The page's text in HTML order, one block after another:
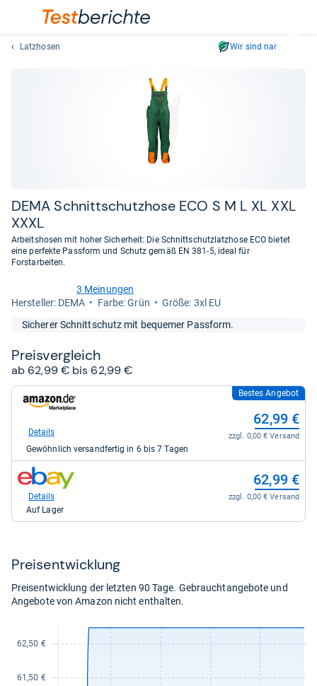
sich
Latzhosen Wir sind nachhaltig
DEMA Schnitt­schutz­hose ECO S M L XL XXL
XXXL
Arbeitshosen mit hoher Sicherheit: Die Schnittschutzlatzhose ECO bietet
eine perfekte Passform und Schutz gemäß EN 381-5, ideal für
Forstarbeiten.
von
3 Meinungen
Her­stel­ler: DEMA
Farbe: Grün
Größe: 3xl EU
Sicherer Schnittschutz mit bequemer Passform.
Preis­ver­gleich
ab 62,99 € bis 62,99 €
zum
Shop:
Amazon.de
62,99
kaufen.
Bestes Angebot
62,99 €
zzgl. 0,00 € Versand
Details
Gewöhnlich versandfertig in 6 bis 7 Tagen
zum
Shop:
eBay
62,99 €
zzgl. 0,00 € Versand
Details
Auf Lager
Preis­ent­wick­lung
Preisentwicklung der letzten 90 Tage. Gebrauchtangebote und
Angebote von Amazon nicht enthalten.